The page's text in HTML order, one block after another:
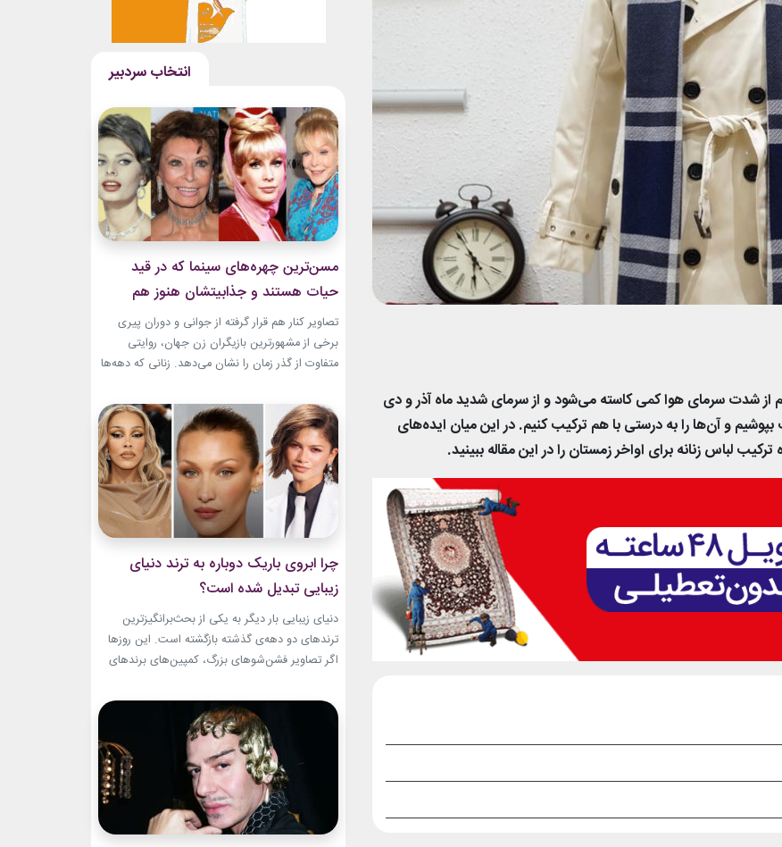
از شدت سرمای هوا کمی کاسته می‌شود و از سرمای شدید ماه آذر و دی
و آن‌ها را به درستی با هم ترکیب کنیم. در این میان ایده‌های
لباس زنانه برای اواخر زمستان را در این مقاله ببینید.
مسن‌ترین چهره‌های سینما که در قید
حیات هستند و جذابیتشان هنوز هم
باقیست!
تصاویر کنار هم قرار گرفته از جوانی و دوران پیری
برخی از مشهورترین بازیگران زن جهان، روایتی
متفاوت از گذر زمان را نشان می‌دهد. زنانی که دهه‌ها
و میراث هنری خود الهام‌بخش هستند. بازیگران زن
مسن سینما ثابت کرده‌اند که جذابیت واقعی تنها به
سال‌های جوانی محدود...
چرا ابروی باریک دوباره به ترند دنیای
زیبایی تبدیل شده است؟
دنیای زیبایی بار دیگر به یکی از بحث‌برانگیزترین
ترندهای دو دهه‌ی گذشته بازگشته است. این روزها
اگر تصاویر فشن‌شوهای بزرگ، کمپین‌های برندهای
حضور ابروی باریک مدرن را به‌وضوح خواهید دید. با
این حال، این بازگشت شباهت چندانی به ابروهای
بسیار نازک دهه ۱۹۹۰ و اوایل دهه...